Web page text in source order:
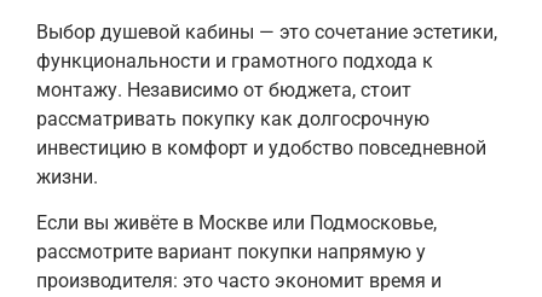
Выбор душевой кабины — это сочетание эстетики,
функциональности и грамотного подхода к
монтажу. Независимо от бюджета, стоит
рассматривать покупку как долгосрочную
инвестицию в комфорт и удобство повседневной
жизни.
Если вы живёте в Москве или Подмосковье,
рассмотрите вариант покупки напрямую у
производителя: это часто экономит время и